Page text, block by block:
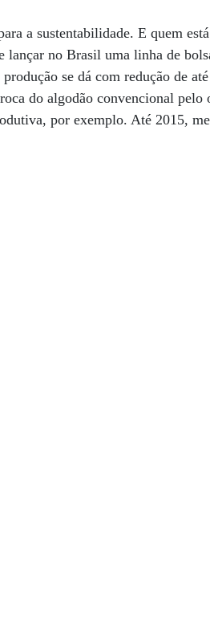
a sustentabilidade. E quem
lançar no Brasil uma linha de
se dá com redução de
do algodão convencional pelo
por exemplo. Até 2015,